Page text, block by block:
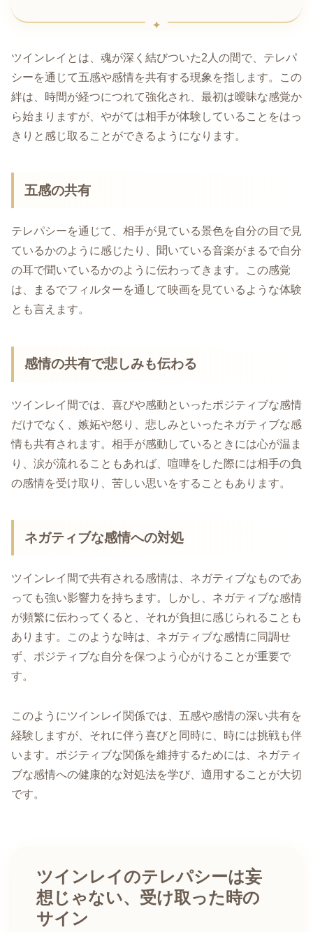
ツインレイとは、魂が深く結びついた2人の間で、テレパ
シーを通じて五感や感情を共有する現象を指します。この
絆は、時間が経つにつれて強化され、最初は曖昧な感覚か
ら始まりますが、やがては相手が体験していることをはっ
きりと感じ取ることができるようになります。
五感の共有
テレパシーを通じて、相手が見ている景色を自分の目で見
ているかのように感じたり、聞いている音楽がまるで自分
の耳で聞いているかのように伝わってきます。この感覚
は、まるでフィルターを通して映画を見ているような体験
とも言えます。
感情の共有で悲しみも伝わる
ツインレイ間では、喜びや感動といったポジティブな感情
だけでなく、嫉妬や怒り、悲しみといったネガティブな感
情も共有されます。相手が感動しているときには心が温ま
り、涙が流れることもあれば、喧嘩をした際には相手の負
の感情を受け取り、苦しい思いをすることもあります。
ネガティブな感情への対処
ツインレイ間で共有される感情は、ネガティブなものであ
っても強い影響力を持ちます。しかし、ネガティブな感情
が頻繁に伝わってくると、それが負担に感じられることも
あります。このような時は、ネガティブな感情に同調せ
ず、ポジティブな自分を保つよう心がけることが重要で
す。
このようにツインレイ関係では、五感や感情の深い共有を
経験しますが、それに伴う喜びと同時に、時には挑戦も伴
います。ポジティブな関係を維持するためには、ネガティ
ブな感情への健康的な対処法を学び、適用することが大切
です。
ツインレイのテレパシーは妄
想じゃない、受け取った時の
サイン